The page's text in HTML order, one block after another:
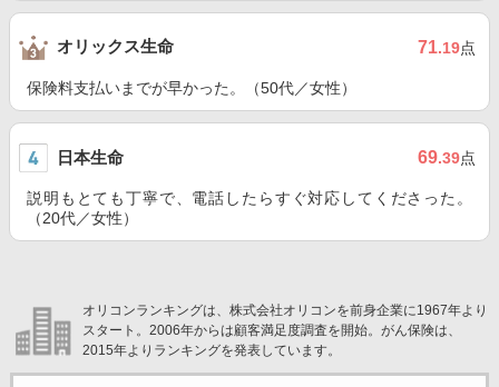
オリックス生命 71.19点
保険料支払いまでが早かった。（50代／女性）
日本生命 69.39点
説明もとても丁寧で、電話したらすぐ対応してくださった。
（20代／女性）
オリコンランキングは、株式会社オリコンを前身企業に1967年より
スタート。2006年からは顧客満足度調査を開始。がん保険は、
2015年よりランキングを発表しています。